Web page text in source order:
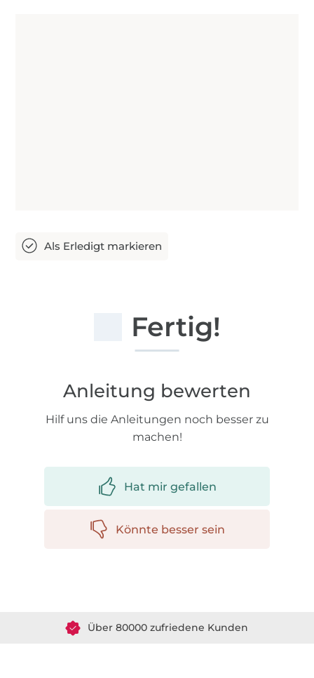
Fertig!
Anleitung bewerten
Hilf uns die Anleitungen noch besser zu
machen!
Hat mir gefallen
Könnte besser sein
36 Jahre Erfahrung